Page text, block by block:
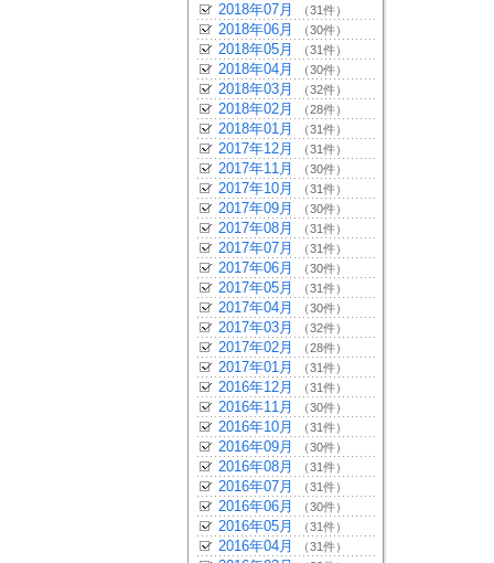
2018年07月 （31件）
2018年06月 （30件）
2018年05月 （31件）
2018年04月 （30件）
2018年03月 （32件）
2018年02月 （28件）
2018年01月 （31件）
2017年12月 （31件）
2017年11月 （30件）
2017年10月 （31件）
2017年09月 （30件）
2017年08月 （31件）
2017年07月 （31件）
2017年06月 （30件）
2017年05月 （31件）
2017年04月 （30件）
2017年03月 （32件）
2017年02月 （28件）
2017年01月 （31件）
2016年12月 （31件）
2016年11月 （30件）
2016年10月 （31件）
2016年09月 （30件）
2016年08月 （31件）
2016年07月 （31件）
2016年06月 （30件）
2016年05月 （31件）
2016年04月 （31件）